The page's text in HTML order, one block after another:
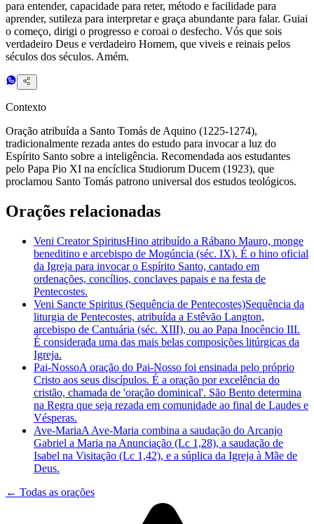
para entender, capacidade para reter, método e facilidade para
aprender, sutileza para interpretar e graça abundante para falar. Guiai
o começo, dirigi o progresso e coroai o desfecho. Vós que sois
verdadeiro Deus e verdadeiro Homem, que viveis e reinais pelos
séculos dos séculos. Amém.
Contexto
Oração atribuída a Santo Tomás de Aquino (1225-1274),
tradicionalmente rezada antes do estudo para invocar a luz do
Espírito Santo sobre a inteligência. Recomendada aos estudantes
pelo Papa Pio XI na encíclica Studiorum Ducem (1923), que
proclamou Santo Tomás patrono universal dos estudos teológicos.
Orações relacionadas
Veni Creator SpiritusHino atribuído a Rábano Mauro, monge
beneditino e arcebispo de Mogúncia (séc. IX). É o hino oficial
da Igreja para invocar o Espírito Santo, cantado em
ordenações, concílios, conclaves papais e na festa de
Pentecostes.
Veni Sancte Spiritus (Sequência de Pentecostes)Sequência da
liturgia de Pentecostes, atribuída a Estêvão Langton,
arcebispo de Cantuária (séc. XIII), ou ao Papa Inocêncio III.
É considerada uma das mais belas composições litúrgicas da
Igreja.
Pai-NossoA oração do Pai-Nosso foi ensinada pelo próprio
Cristo aos seus discípulos. É a oração por excelência do
cristão, chamada de 'oração dominical'. São Bento determina
na Regra que seja rezada em comunidade ao final de Laudes e
Vésperas.
Ave-MariaA Ave-Maria combina a saudação do Arcanjo
Gabriel a Maria na Anunciação (Lc 1,28), a saudação de
Isabel na Visitação (Lc 1,42), e a súplica da Igreja à Mãe de
Deus.
← Todas as orações